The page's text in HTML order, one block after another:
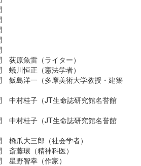
原魚雷（ライター）
川恒正（憲法学者）
島洋一（多摩美術大学教授・建築
村桂子（JT生命誌研究館名誉館
村桂子（JT生命誌研究館名誉館
爪大三郎（社会学者）
藤環（精神科医）
野智幸（作家）